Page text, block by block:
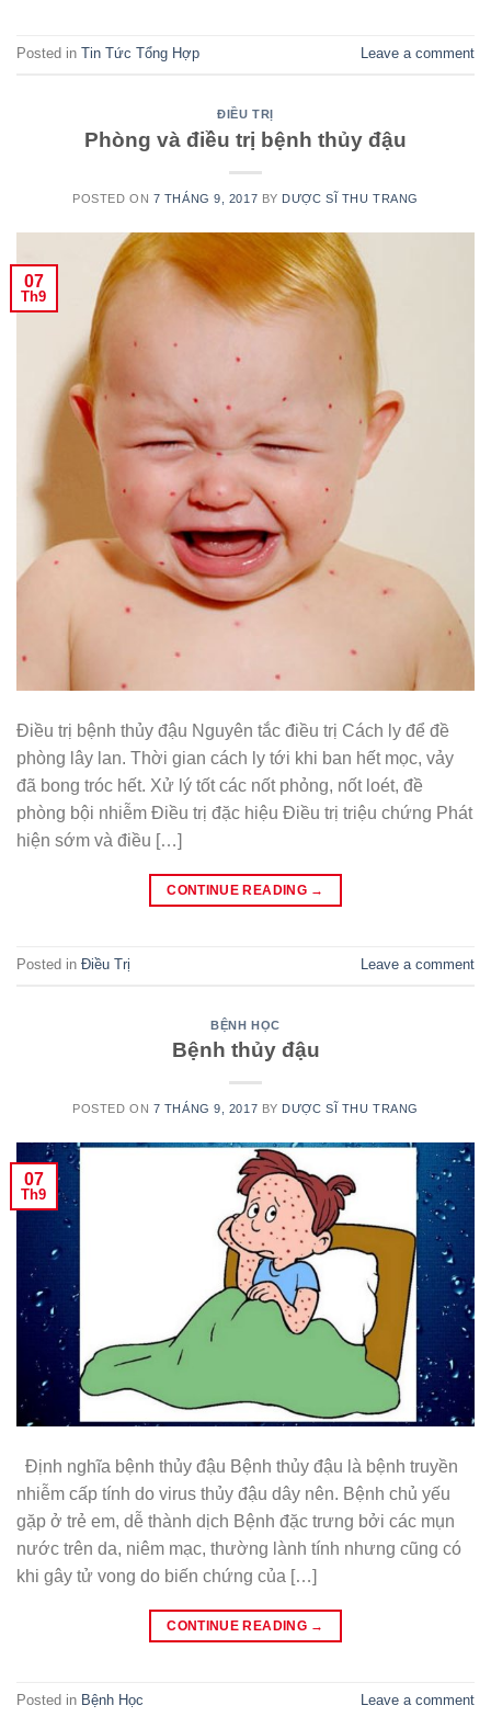
Posted in Tin Tức Tổng Hợp Leave a comment
ĐIỀU TRỊ
Phòng và điều trị bệnh thủy đậu
POSTED ON 7 THÁNG 9, 2017 BY DƯỢC SĨ THU TRANG
07
Th9
Điều trị bệnh thủy đậu Nguyên tắc điều trị Cách ly để đề
phòng lây lan. Thời gian cách ly tới khi ban hết mọc, vảy
đã bong tróc hết. Xử lý tốt các nốt phỏng, nốt loét, đề
phòng bội nhiễm Điều trị đặc hiệu Điều trị triệu chứng Phát
hiện sớm và điều […]
CONTINUE READING →
Posted in Điều Trị Leave a comment
BỆNH HỌC
Bệnh thủy đậu
POSTED ON 7 THÁNG 9, 2017 BY DƯỢC SĨ THU TRANG
07
Th9
Định nghĩa bệnh thủy đậu Bệnh thủy đậu là bệnh truyền
nhiễm cấp tính do virus thủy đậu dây nên. Bệnh chủ yếu
gặp ở trẻ em, dễ thành dịch Bệnh đặc trưng bởi các mụn
nước trên da, niêm mạc, thường lành tính nhưng cũng có
khi gây tử vong do biến chứng của […]
CONTINUE READING →
Posted in Bệnh Học Leave a comment